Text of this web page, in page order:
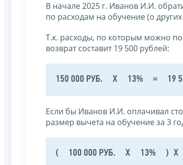
В начале 2025 г. Иванов И.И.
по расходам на обучение (о
Т.к. расходы, по которым можно
возврат составит 19 500 рублей:
150 000 РУБ. Х 13% = 19
Если бы Иванов И.И. оплачивал
размер вычета на обучение за 3
( 100 000 РУБ. Х 13% ) Х